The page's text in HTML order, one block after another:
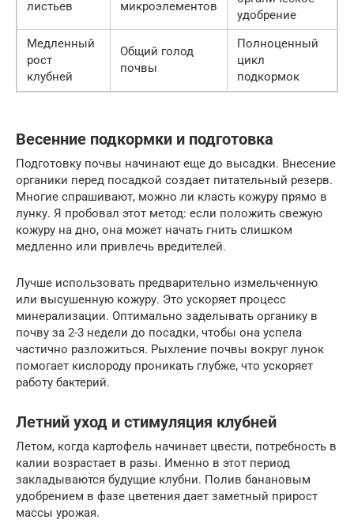
листьев
микроэлементов
удобрение
Медленный
рост
клубней
Общий голод
почвы
Полноценный
цикл
подкормок
Весенние подкормки и подготовка
Подготовку почвы начинают еще до высадки. Внесение
органики перед посадкой создает питательный резерв.
Многие спрашивают, можно ли класть кожуру прямо в
лунку. Я пробовал этот метод: если положить свежую
кожуру на дно, она может начать гнить слишком
медленно или привлечь вредителей.
Лучше использовать предварительно измельченную
или высушенную кожуру. Это ускоряет процесс
минерализации. Оптимально заделывать органику в
почву за 2-3 недели до посадки, чтобы она успела
частично разложиться. Рыхление почвы вокруг лунок
помогает кислороду проникать глубже, что ускоряет
работу бактерий.
Летний уход и стимуляция клубней
Летом, когда картофель начинает цвести, потребность в
калии возрастает в разы. Именно в этот период
закладываются будущие клубни. Полив банановым
удобрением в фазе цветения дает заметный прирост
массы урожая.